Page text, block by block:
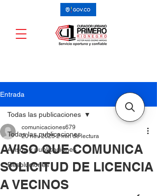
Entrada
Todas las publicaciones
Avisos y publicaciones
Resoluciones
Todas las publicaciones
AVISO QUE COMUNICA
SOLICITUD DE LICENCIA
A VECINOS
comunicaciones679
20 nov 2025 2 min de lectura